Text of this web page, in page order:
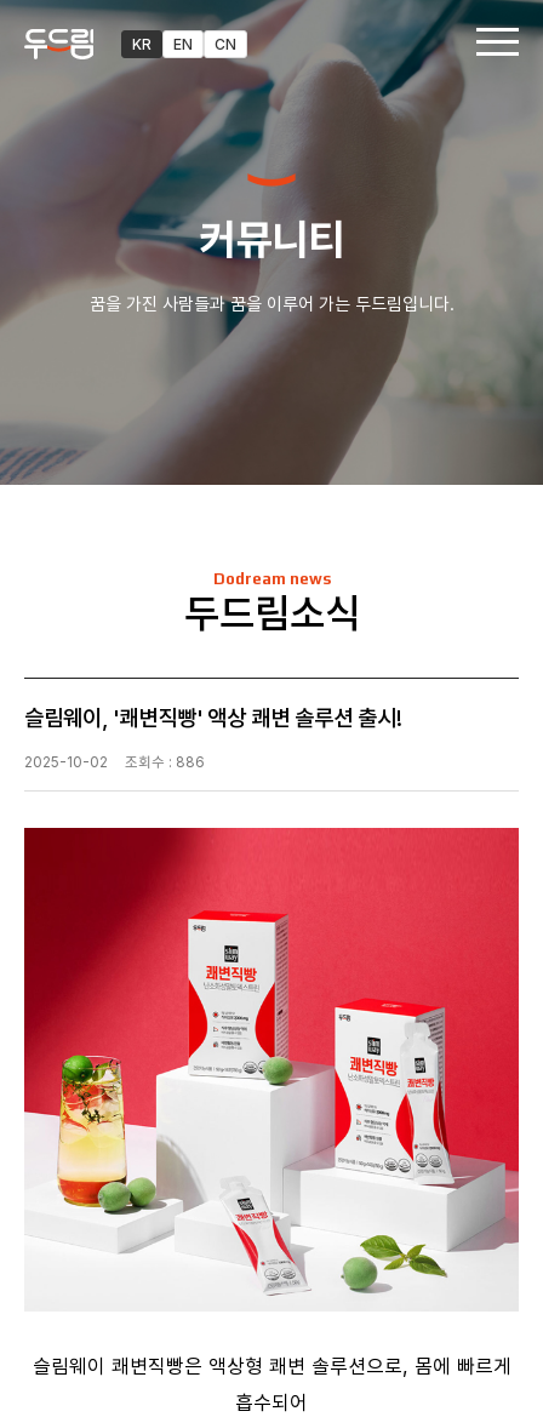
KR EN CN
커뮤니티
꿈을 가진 사람들과 꿈을 이루어 가는 두드림입니다.
Dodream news
두드림소식
슬림웨이, '쾌변직빵' 액상 쾌변 솔루션 출시!
2025-10-02 조회수 : 886
슬림웨이 쾌변직빵은 액상형 쾌변 솔루션으로, 몸에 빠르게
흡수되어